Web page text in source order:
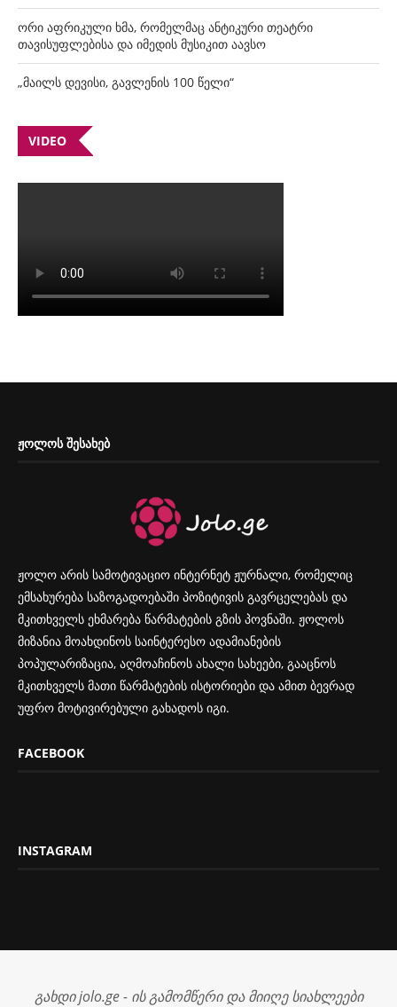
ორი აფრიკული ხმა, რომელმაც ანტიკური თეატრი
თავისუფლებისა და იმედის მუსიკით აავსო
„მაილს დევისი, გავლენის 100 წელი“
VIDEO
ᲟᲝᲚᲝᲡ ᲨᲔᲡᲐᲮᲔᲑ
ჟოლო არის სამოტივაციო ინტერნეტ ჟურნალი, რომელიც
ემსახურება საზოგადოებაში პოზიტივის გავრცელებას და
მკითხველს ეხმარება წარმატების გზის პოვნაში. ჟოლოს
მიზანია მოახდინოს საინტერესო ადამიანების
პოპულარიზაცია, აღმოაჩინოს ახალი სახეები, გააცნოს
მკითხველს მათი წარმატების ისტორიები და ამით ბევრად
უფრო მოტივირებული გახადოს იგი.
FACEBOOK
INSTAGRAM
გახდი jolo.ge - ის გამომწერი და მიიღე სიახლეები